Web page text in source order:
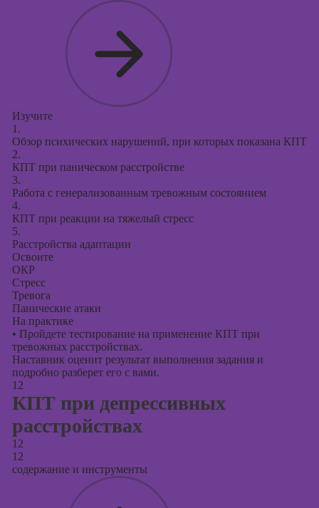
Изучите
1.
Обзор психических нарушений, при которых показана КПТ
2.
КПТ при паническом расстройстве
3.
Работа с генерализованным тревожным состоянием
4.
КПТ при реакции на тяжелый стресс
5.
Расстройства адаптации
Освоите
ОКР
Стресс
Тревога
Панические атаки
На практике
• Пройдете тестирование на применение КПТ при
тревожных расстройствах.
Наставник оценит результат выполнения задания и
подробно разберет его с вами.
12
КПТ при депрессивных
расстройствах
12
12
содержание и инструменты